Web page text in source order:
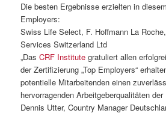
Die besten Ergebnisse erzielten in
Employers:
Swiss Life Select, F. Hoffmann La
Services Switzerland Ltd
„DasCRF Institute gratuliert allen
der Zertifizierung „Top Employers“
potentielle Mitarbeitenden einen
hervorragenden Arbeitgeberqualitäten
Dennis Utter, Country Manager